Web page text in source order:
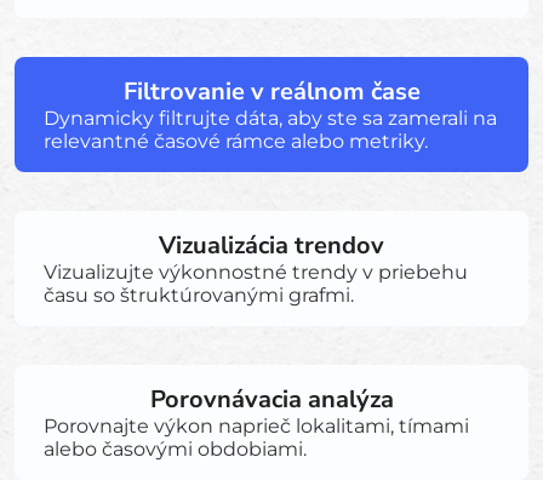
Filtrovanie v reálnom čase
Dynamicky filtrujte dáta, aby ste sa zamerali na
relevantné časové rámce alebo metriky.
Vizualizácia trendov
Vizualizujte výkonnostné trendy v priebehu
času so štruktúrovanými grafmi.
Porovnávacia analýza
Porovnajte výkon naprieč lokalitami, tímami
alebo časovými obdobiami.